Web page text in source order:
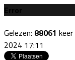
Error
Gelezen: 88061 keer
2024 17:11